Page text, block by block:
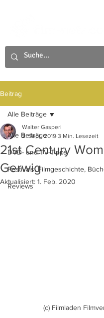
Beitrag
Alle Beiträge
DVD- und TV-Tipps
Festivals, Filmgeschichte,
Reviews
Alle Beiträge
21st Century
Gerwig
Walter Gasperi
2. Sept. 2019 3 Min. Lesezeit
Aktualisiert: 1. Feb. 2020
(c) Filmladen